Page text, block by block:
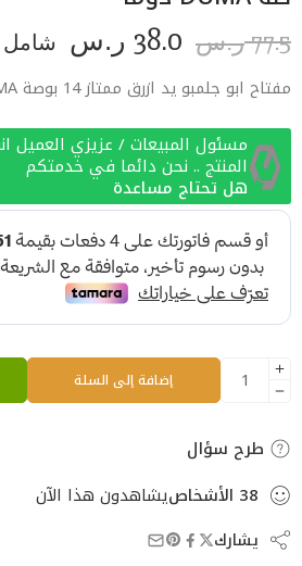
77.5 ر.س 38.0 ر.س شامل
مفتاح ابو جلمبو يد ازرق ممتاز 14 بوصة DUMA دوما
مسئول المبيعات / عزيزي العميل
المنتج .. نحن دائما في خدمتكم
هل تحتاج مساعدة
إضافة إلى السلة
طرح سؤال
38 الأشخاصيشاهدون هذا الآن
يشارك